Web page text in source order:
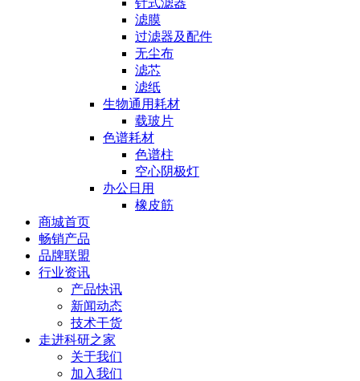
针式滤器
滤膜
过滤器及配件
无尘布
滤芯
滤纸
生物通用耗材
载玻片
色谱耗材
色谱柱
空心阴极灯
办公日用
橡皮筋
商城首页
畅销产品
品牌联盟
行业资讯
产品快讯
新闻动态
技术干货
走进科研之家
关于我们
加入我们